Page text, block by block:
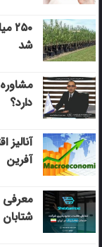
شد
دارد؟
آفرین